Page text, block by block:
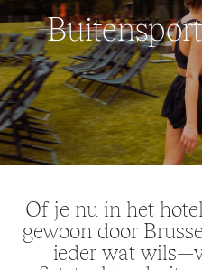
Of je nu in het
gewoon door
ieder wat